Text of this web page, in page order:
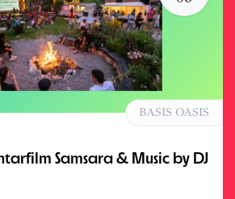
Samsara & Music by DJ
BASIS OASIS